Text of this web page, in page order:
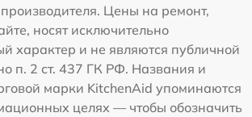
Цены на ремонт,
носят исключительно
характер и не являются публичной
п. 2 ст. 437 ГК РФ. Названия и
марки KitchenAid упоминаются
целях — чтобы обозначить